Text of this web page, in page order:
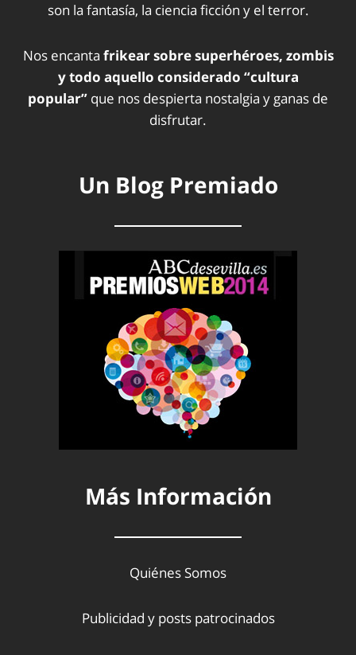
son la fantasía, la ciencia ficción y el terror.
Nos encanta frikear sobre superhéroes, zombis
y todo aquello considerado “cultura
popular” que nos despierta nostalgia y ganas de
disfrutar.
Un Blog Premiado
Más Información
Quiénes Somos
Publicidad y posts patrocinados